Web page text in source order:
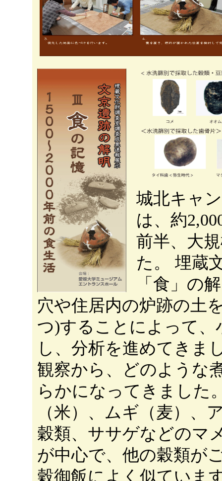
城北キャ
は、約
前半、大
た。 埋蔵
「食」の
穴や住居内の炉跡の土
つ)することによって、
し、分析を進めてきま
観察から、どのような
らかになってきました
（米）、ムギ（麦）、
穀類、ササゲなどのマ
が中心で、他の穀類が
穀御飯によく似ていま